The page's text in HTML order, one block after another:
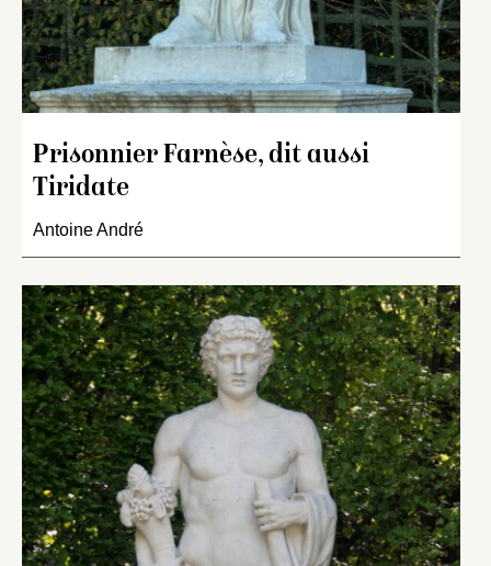
Prisonnier Farnèse, dit aussi
Tiridate
Antoine André